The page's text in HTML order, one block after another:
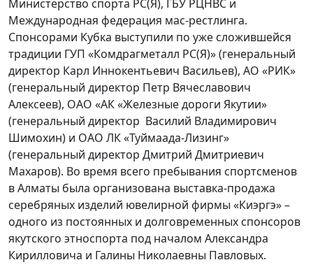
Министерство спорта РС(Я), ГБУ РЦНВС и
Международная федерация мас-рестлинга.
Спонсорами Кубка выступили по уже сложившейся
традиции ГУП «Комдрагметалл РС(Я)» (генеральный
директор Карл Иннокентьевич Васильев), АО «РИК»
(генеральный директор Петр Вячеславович
Алексеев), ОАО «АК «Железные дороги Якутии»
(генеральный директор Василий Владимирович
Шимохин) и ОАО ЛК «Туймаада-Лизинг»
(генеральный директор Дмитрий Дмитриевич
Махаров). Во время всего пребывания спортсменов
в Алматы была организована выставка-продажа
серебряных изделий ювелирной фирмы «Киэргэ» –
одного из постоянных и долговременных спонсоров
якутского этноспорта под началом Александра
Кирилловича и Галины Николаевны Павловых.